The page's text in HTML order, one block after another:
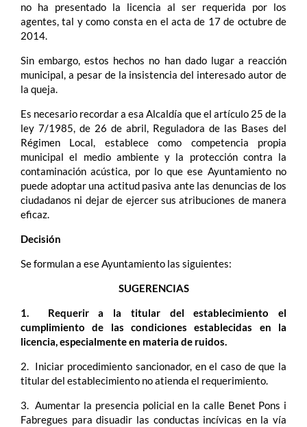
no ha presentado la licencia al ser requerida por los
agentes, tal y como consta en el acta de 17 de octubre de
2014.
Sin embargo, estos hechos no han dado lugar a reacción
municipal, a pesar de la insistencia del interesado autor de
la queja.
Es necesario recordar a esa Alcaldía que el artículo 25 de la
ley 7/1985, de 26 de abril, Reguladora de las Bases del
Régimen Local, establece como competencia propia
municipal el medio ambiente y la protección contra la
contaminación acústica, por lo que ese Ayuntamiento no
puede adoptar una actitud pasiva ante las denuncias de los
ciudadanos ni dejar de ejercer sus atribuciones de manera
eficaz.
Decisión
Se formulan a ese Ayuntamiento las siguientes:
SUGERENCIAS
1. Requerir a la titular del establecimiento el
cumplimiento de las condiciones establecidas en la
licencia, especialmente en materia de ruidos.
2. Iniciar procedimiento sancionador, en el caso de que la
titular del establecimiento no atienda el requerimiento.
3. Aumentar la presencia policial en la calle Benet Pons i
Fabregues para disuadir las conductas incívicas en la vía